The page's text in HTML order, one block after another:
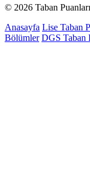
© 2026 Taban
Anasayfa Lise Taban
Bölümler DGS Taban